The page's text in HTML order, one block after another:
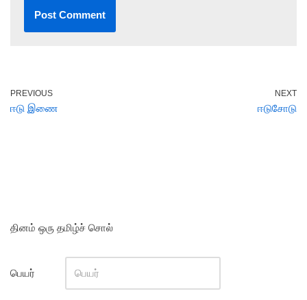
PREVIOUS
ஈடு இணை
NEXT
ஈடுசோடு
தினம் ஒரு தமிழ்ச் சொல்
பெயர்